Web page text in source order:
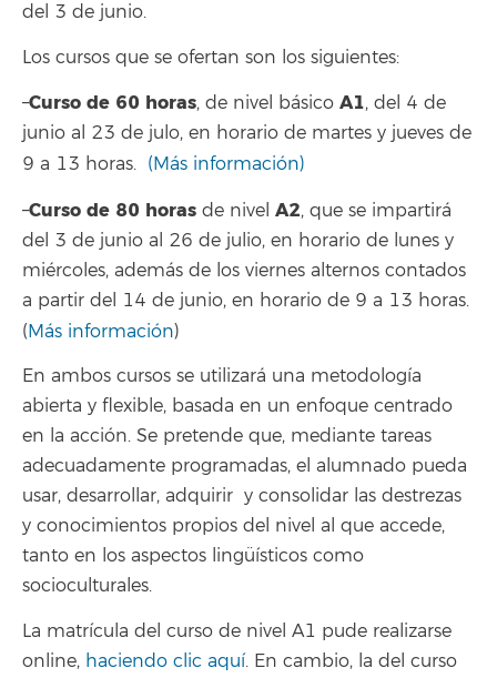
del 3 de junio.
Los cursos que se ofertan son los siguientes:
–Curso de 60 horas, de nivel básico A1, del 4 de
junio al 23 de julo, en horario de martes y jueves de
9 a 13 horas. (Más información)
–Curso de 80 horas de nivel A2, que se impartirá
del 3 de junio al 26 de julio, en horario de lunes y
miércoles, además de los viernes alternos contados
a partir del 14 de junio, en horario de 9 a 13 horas.
(Más información)
En ambos cursos se utilizará una metodología
abierta y flexible, basada en un enfoque centrado
en la acción. Se pretende que, mediante tareas
adecuadamente programadas, el alumnado pueda
usar, desarrollar, adquirir y consolidar las destrezas
y conocimientos propios del nivel al que accede,
tanto en los aspectos lingüísticos como
socioculturales.
La matrícula del curso de nivel A1 pude realizarse
online, haciendo clic aquí. En cambio, la del curso